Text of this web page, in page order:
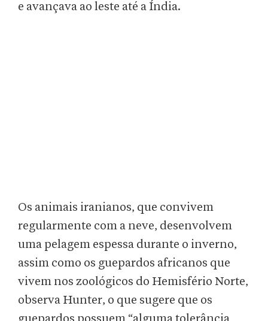
e avançava ao leste até a Índia.
Os animais iranianos, que convivem
regularmente com a neve, desenvolvem
uma pelagem espessa durante o inverno,
assim como os guepardos africanos que
vivem nos zoológicos do Hemisfério Norte,
observa Hunter, o que sugere que os